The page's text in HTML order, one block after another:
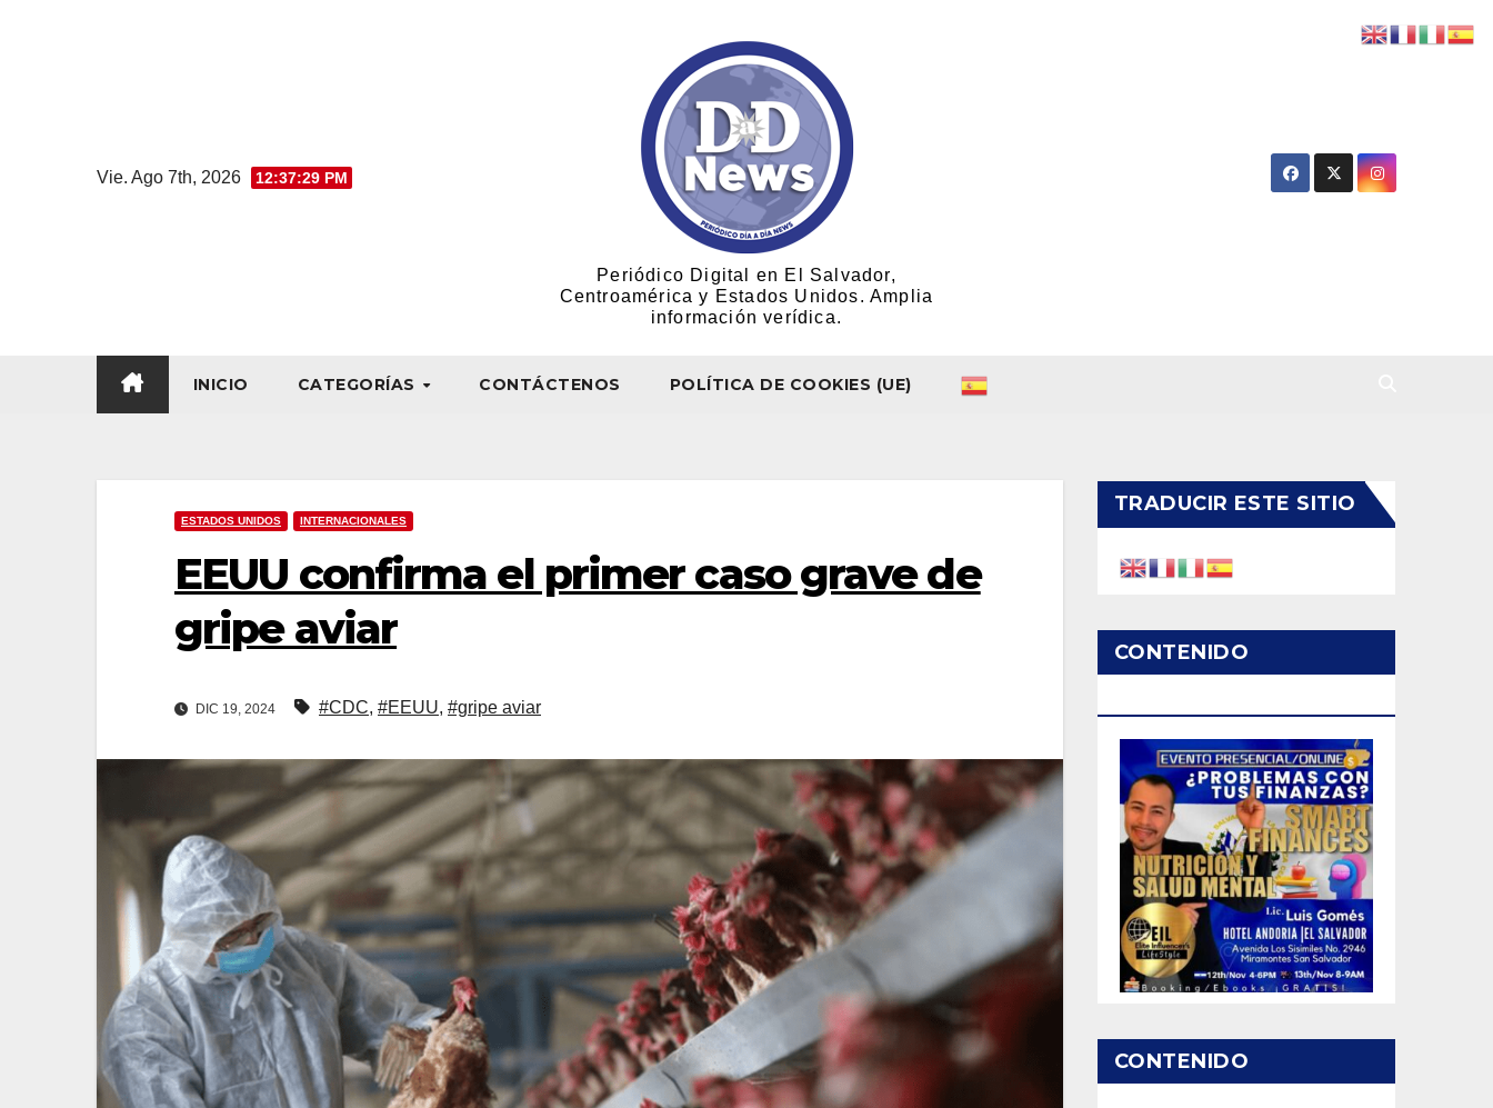
Vie. Ago 7th, 2026 12:37:30 PM
Periódico Digital en El Salvador,
Centroamérica y Estados Unidos. Amplia
información verídica.
INICIO CATEGORÍAS CONTÁCTENOS POLÍTICA DE COOKIES (UE)
ESTADOS UNIDOS INTERNACIONALES
EEUU confirma el primer caso grave de
gripe aviar
DIC 19, 2024 #CDC, #EEUU, #gripe aviar
TRADUCIR ESTE SITIO
CONTENIDO
CONTENIDO